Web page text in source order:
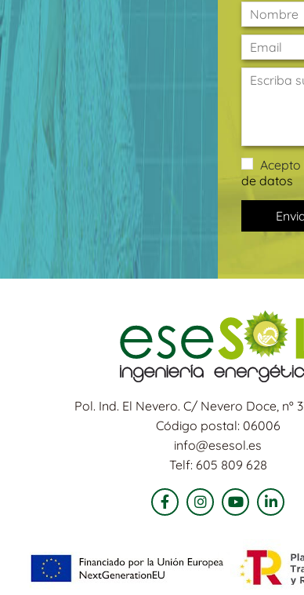
Acepto
de datos
Pol. Ind. El Nevero. C/ Nevero Doce, nº
Código postal: 06006
info@esesol.es
Telf: 605 809 628